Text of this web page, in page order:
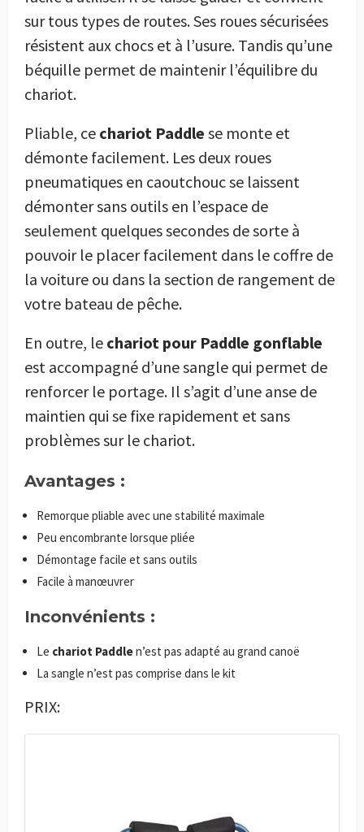
sur tous types de routes. Ses roues sécurisées
résistent aux chocs et à l’usure. Tandis qu’une
béquille permet de maintenir l’équilibre du
chariot.
Pliable, ce chariot Paddle se monte et
démonte facilement. Les deux roues
pneumatiques en caoutchouc se laissent
démonter sans outils en l’espace de
seulement quelques secondes de sorte à
pouvoir le placer facilement dans le coffre de
la voiture ou dans la section de rangement de
votre bateau de pêche.
En outre, le chariot pour Paddle gonflable
est accompagné d’une sangle qui permet de
renforcer le portage. Il s’agit d’une anse de
maintien qui se fixe rapidement et sans
problèmes sur le chariot.
Avantages :
Remorque pliable avec une stabilité maximale
Peu encombrante lorsque pliée
Démontage facile et sans outils
Facile à manœuvrer
Inconvénients :
Le chariot Paddlen’est pas adapté au grand canoë
La sangle n’est pas comprise dans le kit
PRIX: